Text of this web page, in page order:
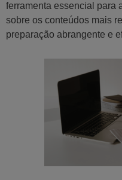
ferramenta essencial para
sobre os conteúdos mais
preparação abrangente e